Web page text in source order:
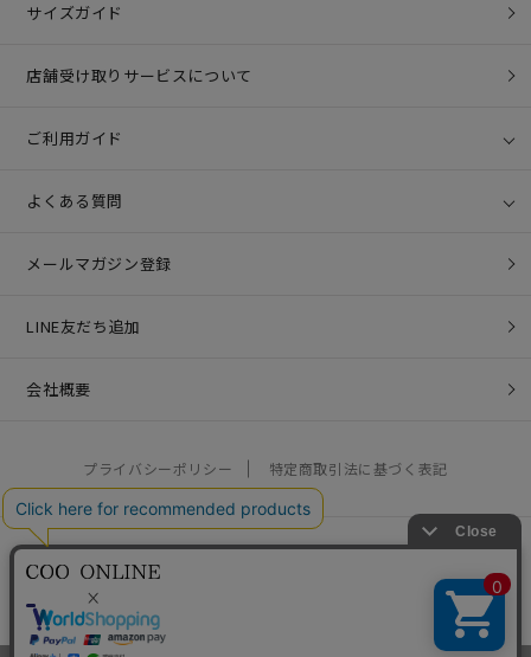
サイズガイド
店舗受け取りサービスについて
ご利用ガイド
よくある質問
メールマガジン登録
LINE友だち追加
会社概要
プライバシーポリシー 特定商取引法に基づく表記
営業時間：10:00 - 17:00 / 定休日：土日祝
お問い合わせ：